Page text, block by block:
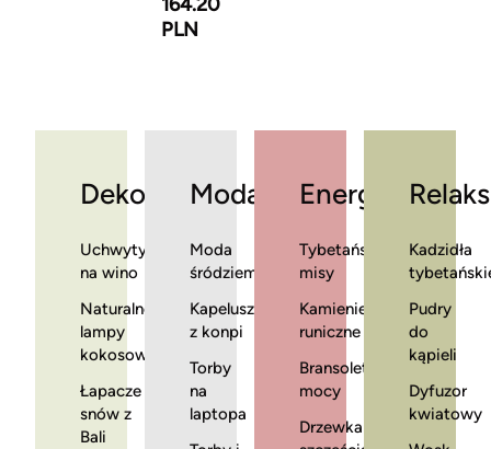
PLN
Dekoracje
Uchwyty
na wino
Naturalne
lampy
kokosowe
Łapacze
snów z
Bali
Moda
Moda
śródziemnomorska
Kapelusze
z konpi
Torby
na
laptopa
Energia
Tybetańskie
misy
Kamienie
runiczne
Bransoletki
mocy
Drzewka
Relaks
Kadzidła
Pudry
do
kąpieli
Dyfuzor
kwiatowy